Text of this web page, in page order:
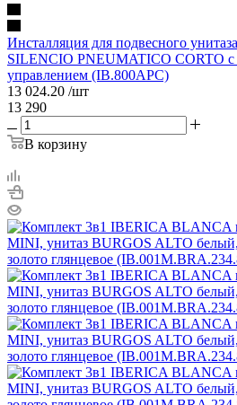
Инсталляция для подвесного
SILENCIO PNEUMATICO CORTO с
управлением (IB.800APC)
13 024.20 /шт
13 290
В корзину